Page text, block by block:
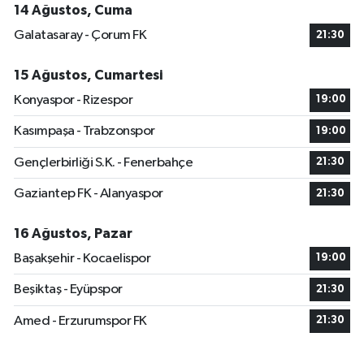
14 Ağustos, Cuma
Galatasaray - Çorum FK
21:30
15 Ağustos, Cumartesi
Konyaspor - Rizespor
19:00
Kasımpaşa - Trabzonspor 19:00
Gençlerbirliği S.K. - Fenerbahçe 21:30
Gaziantep FK - Alanyaspor 21:30
16 Ağustos, Pazar
Başakşehir - Kocaelispor
19:00
Beşiktaş - Eyüpspor 21:30
Amed - Erzurumspor FK 21:30